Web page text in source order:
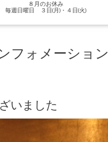
８月のお休み
毎週日曜日 ３日(月)・４日(火)
フォメーション
いました